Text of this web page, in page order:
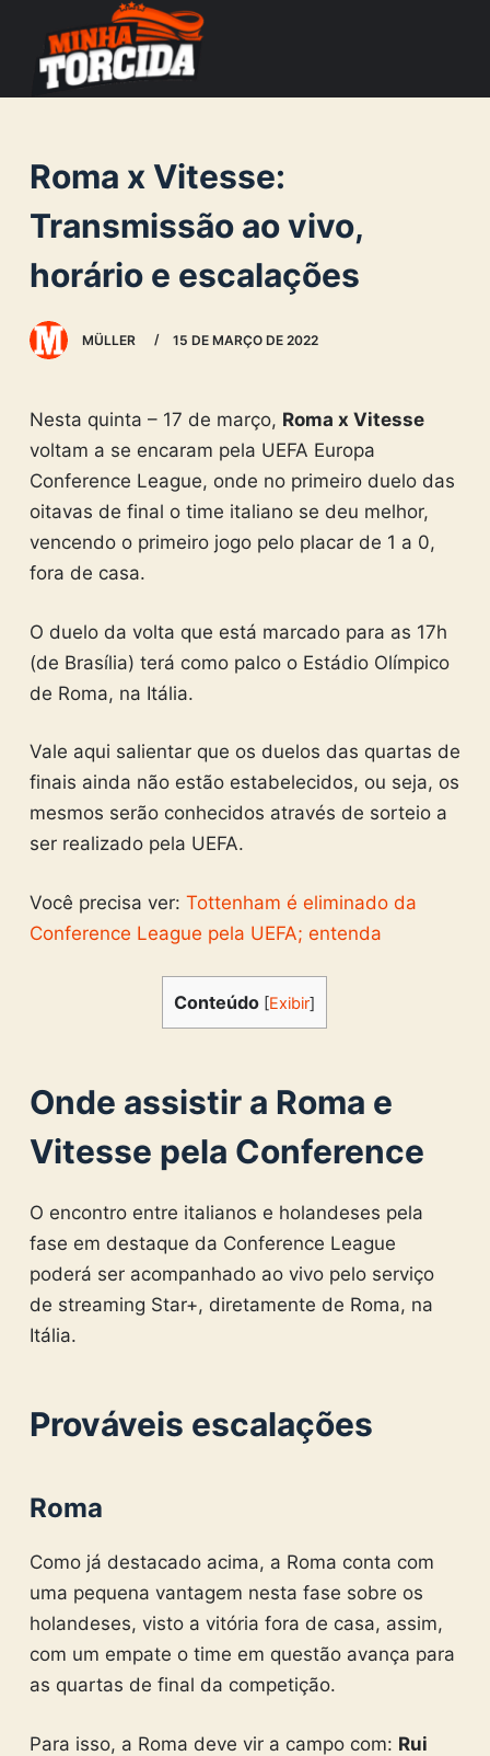
c
e
Roma x Vitesse:
Transmissão ao vivo,
horário e escalações
MÜLLER 15 DE MARÇO DE 2022
Nesta quinta – 17 de março, Roma x Vitesse
voltam a se encaram pela UEFA Europa
Conference League, onde no primeiro duelo das
oitavas de final o time italiano se deu melhor,
vencendo o primeiro jogo pelo placar de 1 a 0,
fora de casa.
O duelo da volta que está marcado para as 17h
(de Brasília) terá como palco o Estádio Olímpico
de Roma, na Itália.
Vale aqui salientar que os duelos das quartas de
finais ainda não estão estabelecidos, ou seja, os
mesmos serão conhecidos através de sorteio a
ser realizado pela UEFA.
Você precisa ver: Tottenham é eliminado da
Conference League pela UEFA; entenda
Conteúdo [Exibir]
Onde assistir a Roma e
Vitesse pela Conference
O encontro entre italianos e holandeses pela
fase em destaque da Conference League
poderá ser acompanhado ao vivo pelo serviço
de streaming Star+, diretamente de Roma, na
Itália.
Prováveis escalações
Roma
Como já destacado acima, a Roma conta com
uma pequena vantagem nesta fase sobre os
holandeses, visto a vitória fora de casa, assim,
com um empate o time em questão avança para
as quartas de final da competição.
Para isso, a Roma deve vir a campo com: Rui